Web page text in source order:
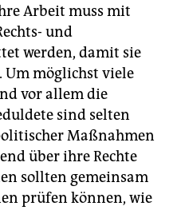
Arbeit muss mit
und
werden, damit sie
Um möglichst viele
vor allem die
sind selten
Maßnahmen
über ihre Rechte
sollten gemeinsam
prüfen können, wie